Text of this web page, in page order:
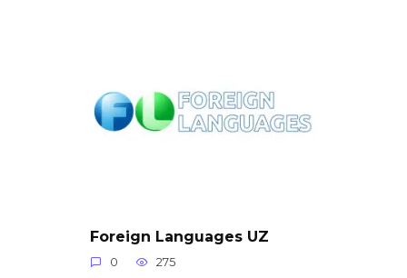
Foreign Languages UZ
0 275